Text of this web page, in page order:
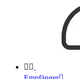
 